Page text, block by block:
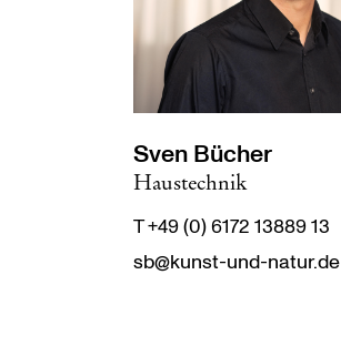
Sven Bücher
Haustechnik
T +49 (0) 6172 13889 13
sb@kunst-und-natur.de